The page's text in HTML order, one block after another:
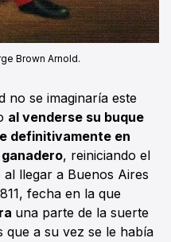
Brown Arnold.
no se imaginaría este
al venderse su buque
definitivamente en
, reiniciando el
llegar a Buenos Aires
fecha en la que
una parte de la suerte
que a su vez se le había